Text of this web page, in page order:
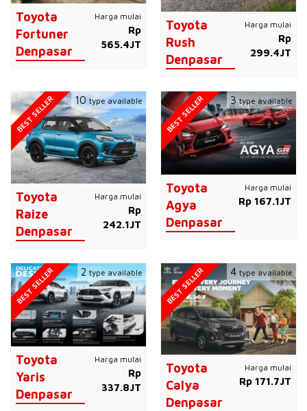
Toyota
Fortuner
Denpasar
Harga mulai
Rp
565.4JT
Toyota
Rush
Denpasar
Harga mulai
Rp
299.4JT
Toyota
Raize
Denpasar
Harga mulai
Rp
242.1JT
BEST SELLER 10 type available
Toyota
Agya
Denpasar
Harga mulai
Rp 167.1JT
BEST SELLER 3type available
Toyota
Yaris
Denpasar
Harga mulai
Rp
337.8JT
BEST SELLER 2type available
Toyota
Calya
Denpasar
Harga mulai
Rp 171.7JT
BEST SELLER 4 type available